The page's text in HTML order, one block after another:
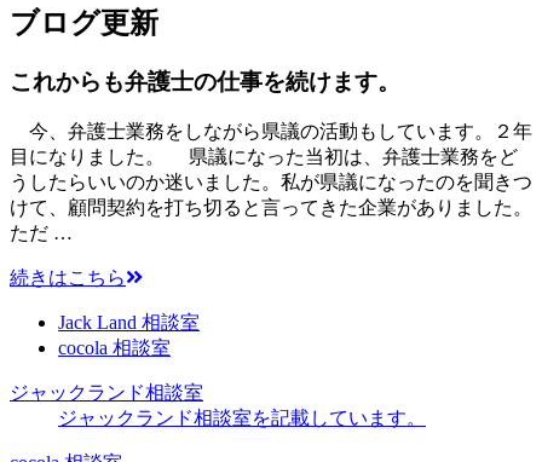
ブログ更新
これからも弁護士の仕事を続けます。
今、弁護士業務をしながら県議の活動もしています。２年
目になりました。 県議になった当初は、弁護士業務をど
うしたらいいのか迷いました。私が県議になったのを聞きつ
けて、顧問契約を打ち切ると言ってきた企業がありました。
ただ …
続きはこちら
Jack Land 相談室
cocola 相談室
ジャックランド相談室
ジャックランド相談室を記載しています。